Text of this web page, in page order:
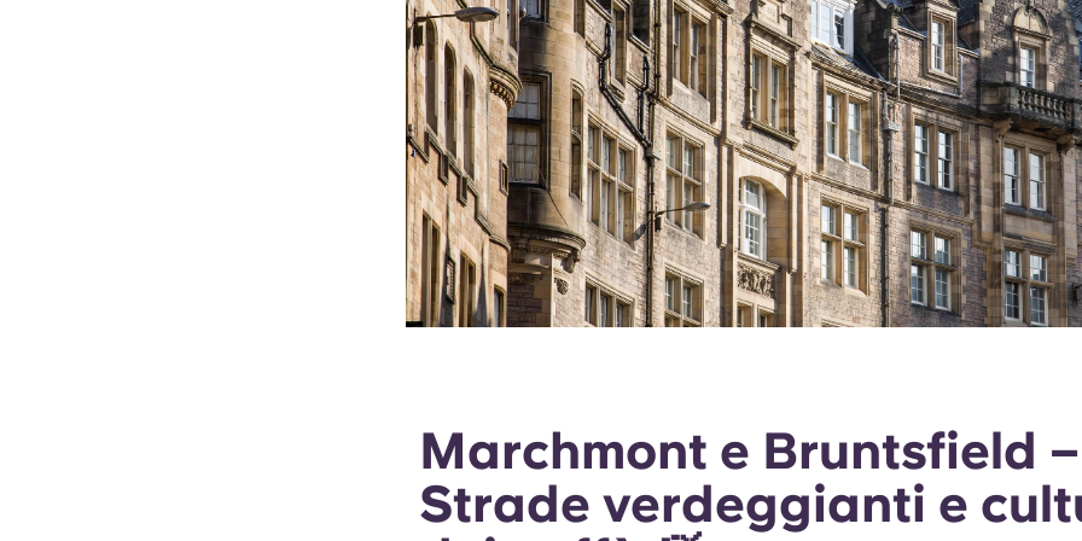
Marchmont e Bruntsfield –
Strade verdeggianti e